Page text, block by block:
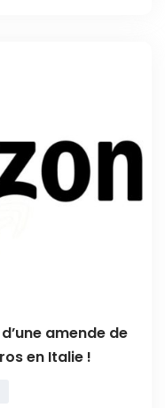
amende de
en Italie !